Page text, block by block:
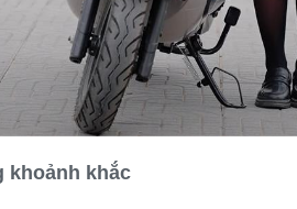
khoảnh khắc